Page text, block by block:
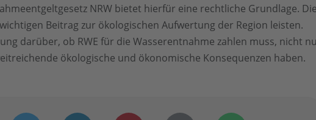
NRW bietet hierfür eine rechtliche Grundlage. Die
Beitrag zur ökologischen Aufwertung der Region leisten.
darüber, ob RWE für die Wasserentnahme zahlen muss, nicht
ökologische und ökonomische Konsequenzen haben.